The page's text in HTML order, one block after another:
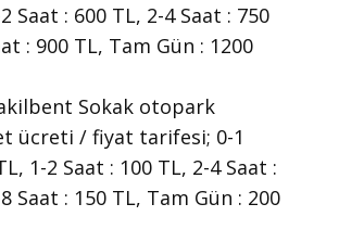
Saat : 600 TL, 2-4 Saat : 750
: 900 TL, Tam Gün : 1200
Sokak otopark
ücreti / fiyat tarifesi; 0-1
1-2 Saat : 100 TL, 2-4 Saat :
Saat : 150 TL, Tam Gün : 200